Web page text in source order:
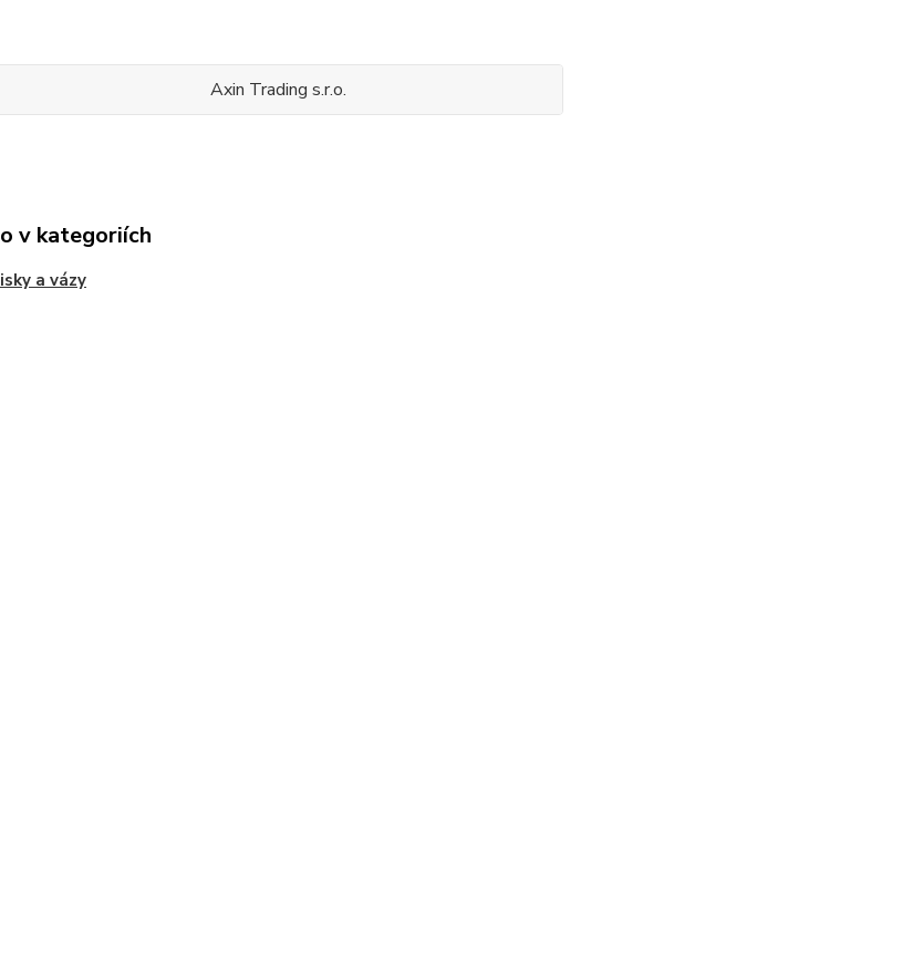
Axin Trading s.r.o.
v kategoriích
a vázy